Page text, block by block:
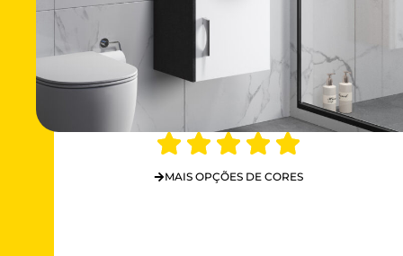
MAIS OPÇÕES DE CORES